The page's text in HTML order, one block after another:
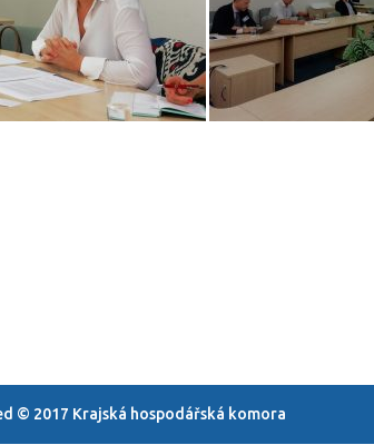
© 2017 Krajská hospodářská komora